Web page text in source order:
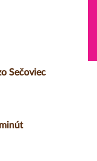
Sečoviec